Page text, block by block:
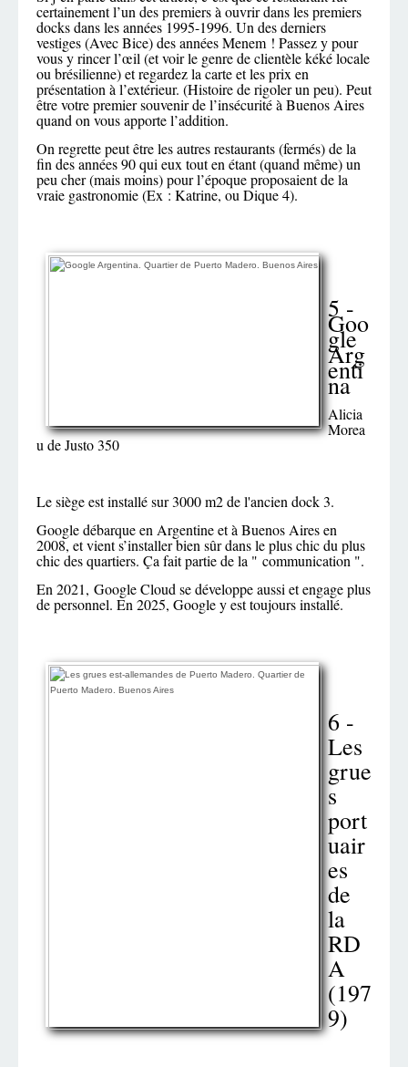
certainement l’un des premiers à ouvrir dans les premiers
docks dans les années 1995-1996. Un des derniers
vestiges (Avec Bice) des années Menem ! Passez y pour
vous y rincer l’œil (et voir le genre de clientèle kéké locale
ou brésilienne) et regardez la carte et les prix en
présentation à l’extérieur. (Histoire de rigoler un peu). Peut
être votre premier souvenir de l’insécurité à Buenos Aires
quand on vous apporte l’addition.
On regrette peut être les autres restaurants (fermés) de la
fin des années 90 qui eux tout en étant (quand même) un
peu cher (mais moins) pour l’époque proposaient de la
vraie gastronomie (Ex : Katrine, ou Dique 4).
5 -
Goo
gle
Arg
enti
na
Alicia
Morea
u de Justo 350
Le siège est installé sur 3000 m2 de l'ancien dock 3.
Google débarque en Argentine et à Buenos Aires en
2008, et vient s’installer bien sûr dans le plus chic du plus
chic des quartiers. Ça fait partie de la " communication ".
En 2021, Google Cloud se développe aussi et engage plus
de personnel. En 2025, Google y est toujours installé.
6 -
Les
grue
s
port
uair
es
de
la
RD
A
(197
9)